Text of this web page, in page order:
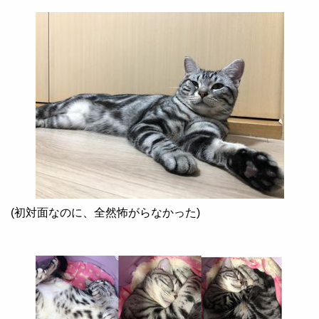
(初対面なのに、全然怖がらなかった)